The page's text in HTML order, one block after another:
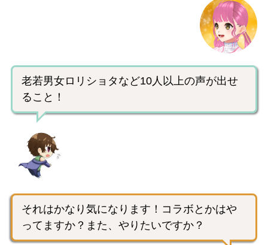
老若男女ロリショタなど10人以上の声が出せ
ること！
それはかなり気になります！コラボとかはや
ってますか？また、やりたいですか？